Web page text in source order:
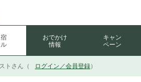
おでかけ
情報
キャン
ペーン
トさん（ ログイン／会員登録）